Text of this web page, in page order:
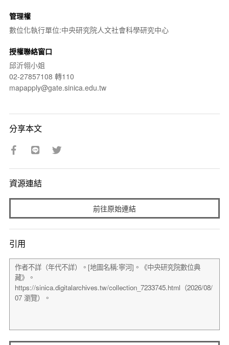
管理權
數位化執行單位:中央研究院人文社會科學研究中心
授權聯絡窗口
邱沂翎小姐
02-27857108 轉110
mapapply@gate.sinica.edu.tw
分享本文
資源連結
前往原始連結
引用